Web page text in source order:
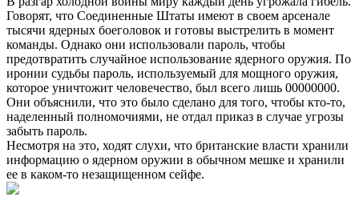
Говорят, что Соединенные Штаты имеют в своем арсенале
тысячи ядерных боеголовок и готовы выстрелить в момент
команды. Однако они использовали пароль, чтобы
предотвратить случайное использование ядерного оружия. По
иронии судьбы пароль, используемый для мощного оружия,
которое уничтожит человечество, был всего лишь 00000000.
Они объяснили, что это было сделано для того, чтобы кто-то,
наделенный полномочиями, не отдал приказ в случае угрозы
забыть пароль.
Несмотря на это, ходят слухи, что британские власти хранили
информацию о ядерном оружии в обычном мешке и хранили
ее в каком-то незащищенном сейфе.